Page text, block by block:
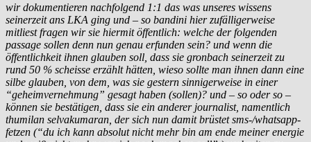
wir dokumentieren nachfolgend 1:1 das was unseres wissens
seinerzeit ans LKA ging und – so bandini hier zufälligerweise
mitliest fragen wir sie hiermit öffentlich: welche der folgenden
passage sollen denn nun genau erfunden sein? und wenn die
öffentlichkeit ihnen glauben soll, dass sie gronbach seinerzeit zu
rund 50 % scheisse erzählt hätten, wieso sollte man ihnen dann eine
silbe glauben, von dem, was sie gestern sinnigerweise in einer
“geheimvernehmung” gesagt haben (sollen)? und – so oder so –
können sie bestätigen, dass sie ein anderer journalist, namentlich
thumilan selvakumaran, der sich nun damit brüstet sms-/whatsapp-
fetzen (“du ich kann absolut nicht mehr bin am ende meiner energie